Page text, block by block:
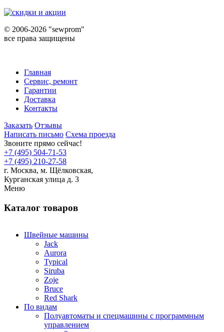
© 2006-2026 "sewprom"
все права защищены
Главная
Сервис, ремонт
Гарантии
Доставка
Контакты
Заказать Отзывы
Написать письмо Схема проезда
Звоните прямо сейчас!
+7 (495) 504-71-53
+7 (495) 210-27-58
г. Москва, м. Щёлковская,
Курганская улица д. 3
Меню
Каталог товаров
Швейные машины
Jack
Aurora
Typical
Siruba
Zoje
Bruce
Red Shark
По видам
Полуавтоматы и спецмашины с программным
управлением